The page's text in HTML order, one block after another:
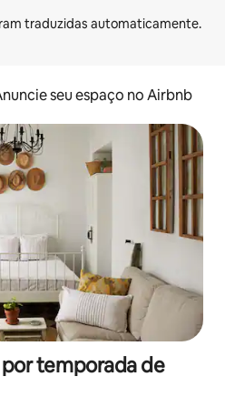
seu espaço no Airbnb
temporada de